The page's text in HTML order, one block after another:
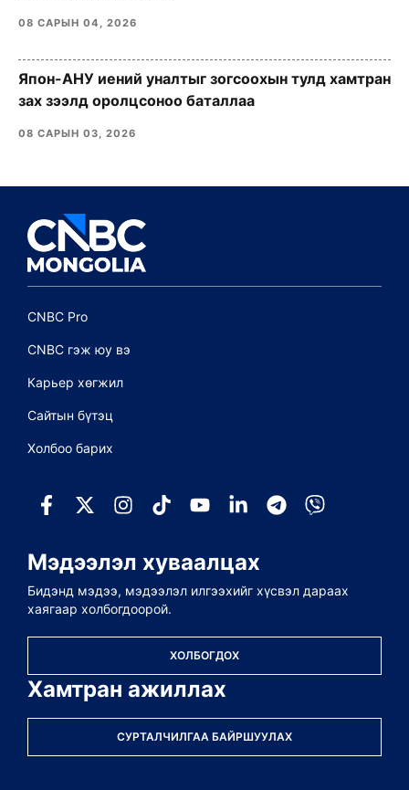
08 САРЫН 04, 2026
Япон-АНУ иений уналтыг зогсоохын тулд хамтран
зах зээлд оролцсоноо баталлаа
08 САРЫН 03, 2026
CNBC Pro
CNBC гэж юу вэ
Карьер хөгжил
Сайтын бүтэц
Холбоо барих
Мэдээлэл хуваалцах
Бидэнд мэдээ, мэдээлэл илгээхийг хүсвэл дараах
хаягаар холбогдоорой.
ХОЛБОГДОХ
Хамтран ажиллах
СУРТАЛЧИЛГАА БАЙРШУУЛАХ